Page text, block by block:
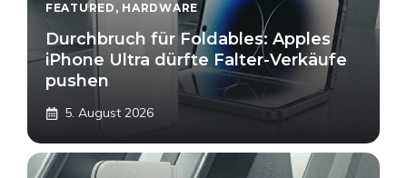
FEATURED , HARDWARE
Durchbruch für Foldables: Apples
iPhone Ultra dürfte Falter-Verkäufe
pushen
5. August 2026